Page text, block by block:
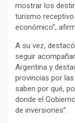
mostrar los
turismo
económico”,
A su vez,
seguir
Argentina y
provincias por
saben por qué,
donde el
de inversiones”.